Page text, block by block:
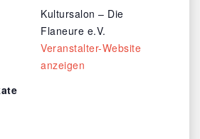
Kultursalon – Die
Flaneure e.V.
Veranstalter-Website
anzeigen